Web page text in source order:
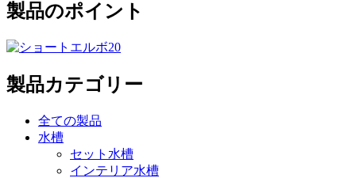
製品のポイント
製品カテゴリー
全ての製品
水槽
セット水槽
インテリア水槽